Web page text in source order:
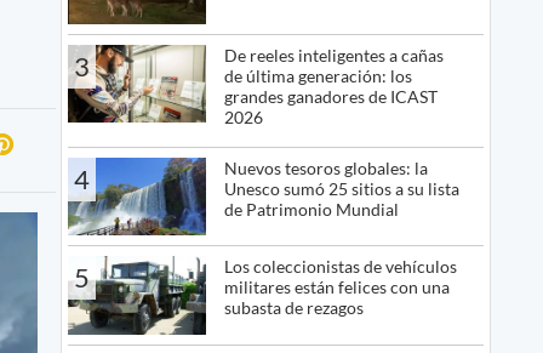
3
De reeles inteligentes a cañas
de última generación: los
grandes ganadores de ICAST
2026
4
Nuevos tesoros globales: la
Unesco sumó 25 sitios a su lista
de Patrimonio Mundial
5
Los coleccionistas de vehículos
militares están felices con una
subasta de rezagos